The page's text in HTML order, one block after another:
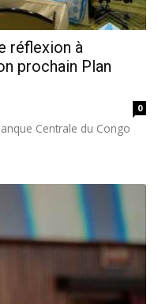
réflexion à
prochain Plan
0
Centrale du Congo